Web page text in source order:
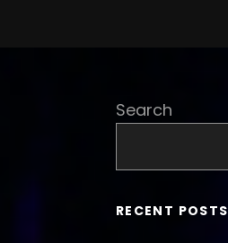
Search
RECENT POSTS